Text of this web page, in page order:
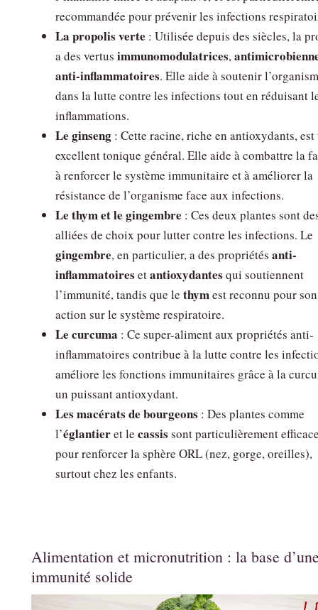
recommandée pour prévenir les infections
La propolis verte : Utilisée depuis des siècles, la
a des vertus immunomodulatrices,
anti-inflammatoires. Elle aide à soutenir
dans la lutte contre les infections tout en réduisant
inflammations.
Le ginseng : Cette racine, riche en antioxydants, est
excellent tonique général. Elle aide à combattre la
à renforcer le système immunitaire et à améliorer la
résistance de l’organisme face aux infections.
Le thym et le gingembre : Ces deux plantes sont
alliées de choix pour lutter contre les infections. Le
gingembre, en particulier, a des propriétés anti-
inflammatoires etantioxydantes qui soutiennent
l’immunité, tandis que le thymest reconnu pour son
action sur le système respiratoire.
Le curcuma : Ce super-aliment aux propriétés anti-
inflammatoires contribue à la lutte contre les
améliore les fonctions immunitaires grâce à la
un puissant antioxydant.
Les macérats de bourgeons : Des plantes comme
l’églantieret le cassis sont particulièrement
pour renforcer la sphère ORL (nez, gorge, oreilles),
surtout chez les enfants.
Alimentation et micronutrition : la base
immunité solide